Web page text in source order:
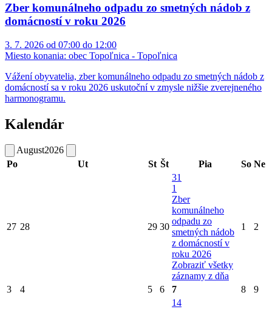
Zber komunálneho odpadu zo smetných nádob z
domácností v roku 2026
3. 7. 2026 od 07:00 do 12:00
Miesto konania: obec Topoľnica - Topoľnica
Vážení obyvatelia, zber komunálneho odpadu zo smetných nádob z
domácností sa v roku 2026 uskutoční v zmysle nižšie zverejneného
harmonogramu.
Kalendár
August2026
Po
Ut St Št Pia So Ne
27 28 29 30
31
1
Zber
komunálneho
odpadu zo
smetných nádob
z domácností v
roku 2026
Zobraziť všetky
záznamy z dňa
1 2
3 4 5 6 7 8
9
14